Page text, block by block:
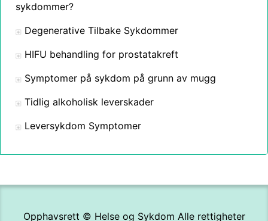
sykdommer?
Degenerative Tilbake Sykdommer
HIFU behandling for prostatakreft
Symptomer på sykdom på grunn av mugg
Tidlig alkoholisk leverskader
Leversykdom Symptomer
Opphavsrett © Helse og Sykdom Alle rettigheter